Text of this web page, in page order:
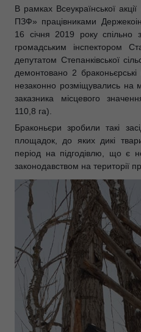
В рамках Всеукраїнської
ПЗФ» працівниками
16 січня 2019 року спільно
громадським інспектором
депутатом Степанківської
демонтовано 2 браконьєрські
незаконно розміщувались на
заказника місцевого
110,8 га).
Браконьєри зробили такі з
площадок, до яких дикі
період на підгодівлю, що є
законодавством на території